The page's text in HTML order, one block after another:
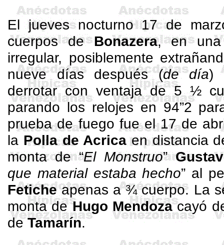
El jueves nocturno 17 de
cuerpos deBonazera, en una
irregular, posiblemente
nueve días después (de día)
derrotar con ventaja de 5 ½
parando los relojes en 94”2
prueba de fuego fue el 17 de
la Polla de Acricaen distancia
monta de “El Monstruo”
que material estaba hecho” al
Feticheapenas a ¾ cuerpo. La
monta deHugo Mendozacayó
deTamarín.